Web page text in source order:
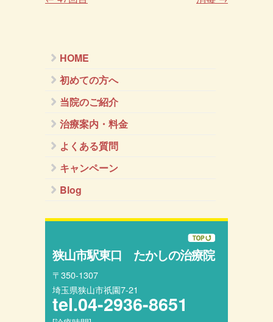
HOME
初めての方へ
当院のご紹介
治療案内・料金
よくある質問
キャンペーン
Blog
狭山市駅東口 たかしの治療院
〒350-1307
埼玉県狭山市祇園7-21
tel.04-2936-8651